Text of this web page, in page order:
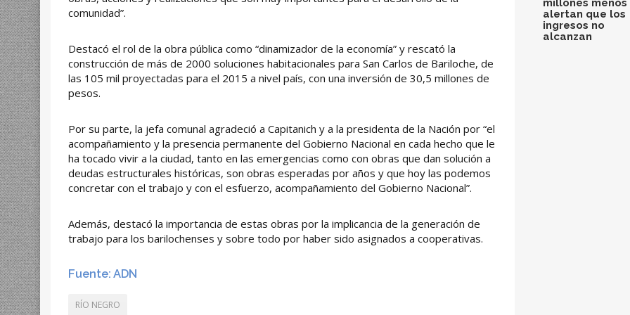
comunidad”.
Destacó el rol de la obra pública como “dinamizador de la economía” y rescató la
construcción de más de 2000 soluciones habitacionales para San Carlos de Bariloche, de
las 105 mil proyectadas para el 2015 a nivel país, con una inversión de 30,5 millones de
pesos.
Por su parte, la jefa comunal agradeció a Capitanich y a la presidenta de la Nación por “el
acompañamiento y la presencia permanente del Gobierno Nacional en cada hecho que le
ha tocado vivir a la ciudad, tanto en las emergencias como con obras que dan solución a
deudas estructurales históricas, son obras esperadas por años y que hoy las podemos
concretar con el trabajo y con el esfuerzo, acompañamiento del Gobierno Nacional”.
Además, destacó la importancia de estas obras por la implicancia de la generación de
trabajo para los barilochenses y sobre todo por haber sido asignados a cooperativas.
Fuente: ADN
RÍO NEGRO
alertan que los
ingresos no
alcanzan